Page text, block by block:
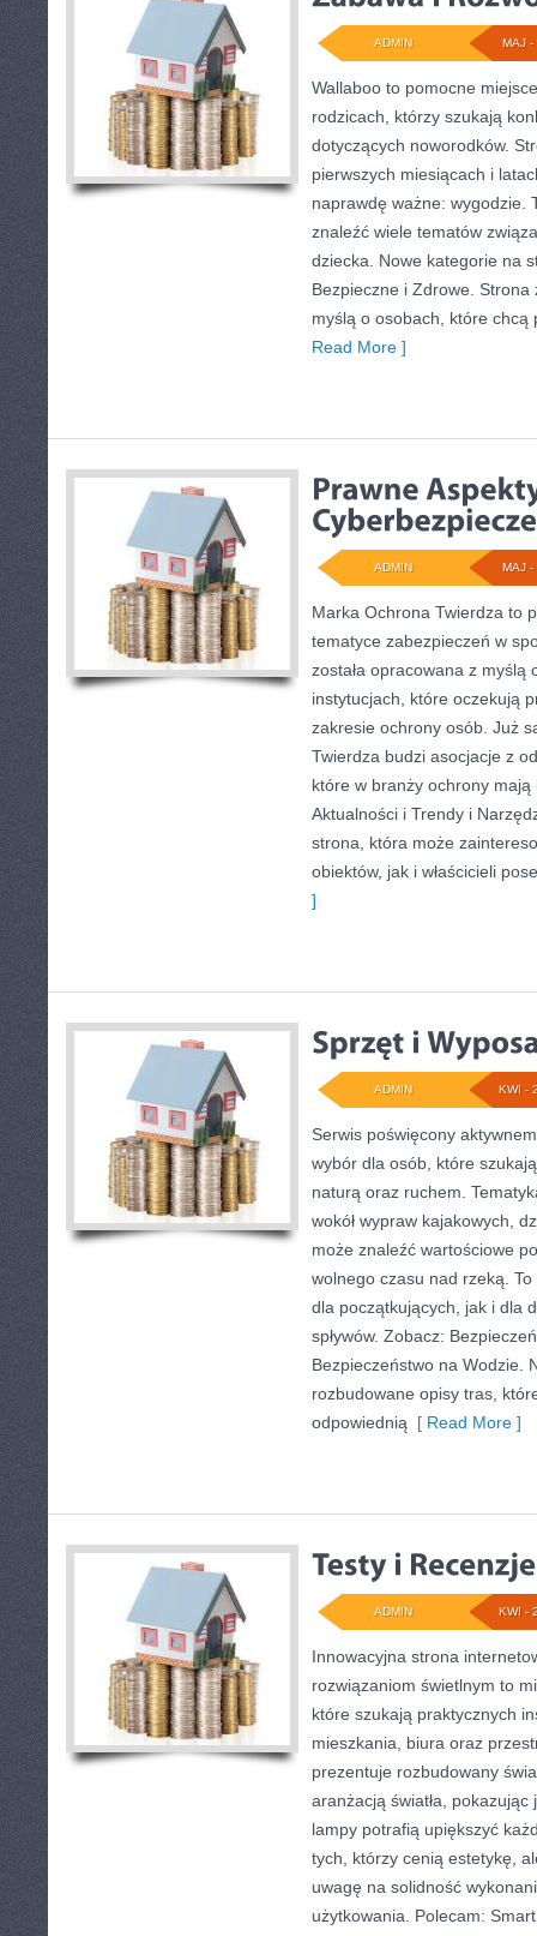
MAJ -
ADMIN
Wallaboo to pomocne
rodzicach, którzy szukają
dotyczących noworodków.
pierwszych miesiącach i
naprawdę ważne: wygodzie.
znaleźć wiele tematów
dziecka. Nowe kategorie na
Bezpieczne i Zdrowe. Strona
myślą o osobach, które chcą
Read More ]
MAJ -
ADMIN
Marka Ochrona Twierdza to
tematyce zabezpieczeń w
została opracowana z myślą
instytucjach, które oczekują
zakresie ochrony osób. Już
Twierdza budzi asocjacje z
które w branży ochrony
Aktualności i Trendy i
strona, która może
obiektów, jak i właścicieli
]
KWI -
ADMIN
Serwis poświęcony
wybór dla osób, które
naturą oraz ruchem.
wokół wypraw kajakowych,
może znaleźć wartościowe
wolnego czasu nad rzeką.
dla początkujących, jak i dla
spływów. Zobacz:
Bezpieczeństwo na Wodzie.
rozbudowane opisy tras,
odpowiednią [ Read More ]
KWI -
ADMIN
Innowacyjna strona
rozwiązaniom świetlnym to
które szukają praktycznych
mieszkania, biura oraz
prezentuje rozbudowany
aranżacją światła,
lampy potrafią upiększyć
tych, którzy cenią estetykę,
uwagę na solidność
użytkowania. Polecam: